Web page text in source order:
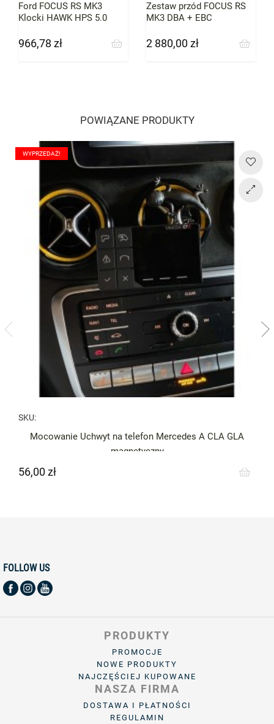
Ford FOCUS RS MK3
Klocki HAWK HPS 5.0
Cena
966,78 zł
Zestaw przód FOCUS RS
MK3 DBA + EBC
Cena
2 880,00 zł
POWIĄZANE PRODUKTY
SKU:
Mocowanie Uchwyt na telefon Mercedes A CLA GLA
magnetyczny
Cena
56,00 zł
WYPRZEDAŻ!
FOLLOW US
PRODUKTY
PROMOCJE
NOWE PRODUKTY
NAJCZĘŚCIEJ KUPOWANE
NASZA FIRMA
DOSTAWA I PŁATNOŚCI
REGULAMIN